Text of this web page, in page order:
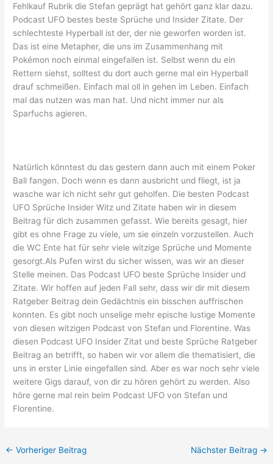
Fehlkauf Rubrik die Stefan geprägt hat gehört ganz klar dazu.
Podcast UFO bestes beste Sprüche und Insider Zitate. Der
schlechteste Hyperball ist der, der nie geworfen worden ist.
Das ist eine Metapher, die uns im Zusammenhang mit
Pokémon noch einmal eingefallen ist. Selbst wenn du ein
Rettern siehst, solltest du dort auch gerne mal ein Hyperball
drauf schmeißen. Einfach mal oll in gehen im Leben. Einfach
mal das nutzen was man hat. Und nicht immer nur als
Sparfuchs agieren.
Natürlich könntest du das gestern dann auch mit einem Poker
Ball fangen. Doch wenn es dann ausbricht und fliegt, ist ja
wasche war ich nicht sehr gut geholfen. Die besten Podcast
UFO Sprüche Insider Witz und Zitate haben wir in diesem
Beitrag für dich zusammen gefasst. Wie bereits gesagt, hier
gibt es ohne Frage zu viele, um sie einzeln vorzustellen. Auch
die WC Ente hat für sehr viele witzige Sprüche und Momente
gesorgt.Als Pufen wirst du sicher wissen, was wir an dieser
Stelle meinen. Das Podcast UFO beste Sprüche Insider und
Zitate. Wir hoffen auf jeden Fall sehr, dass wir dir mit diesem
Ratgeber Beitrag dein Gedächtnis ein bisschen auffrischen
konnten. Es gibt noch unselige mehr epische lustige Momente
von diesen witzigen Podcast von Stefan und Florentine. Was
diesen Podcast UFO Insider Zitat und beste Sprüche Ratgeber
Beitrag an betrifft, so haben wir vor allem die thematisiert, die
uns in erster Linie eingefallen sind. Aber es war noch sehr viele
weitere Gigs darauf, von dir zu hören gehört zu werden. Also
höre gerne mal rein beim Podcast UFO von Stefan und
Florentine.
← Vorheriger Beitrag Nächster Beitrag →